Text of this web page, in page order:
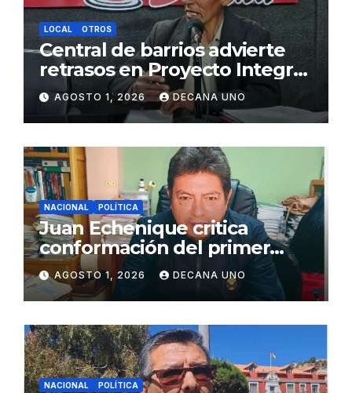
LOCAL OTROS
Central de barrios advierte
retrasos en Proyecto Integral
de Agua y Alcantarillado para
Juliaca
AGOSTO 1, 2026 DECANA UNO
NACIONAL POLÍTICA
Juan Echenique critica
conformación del primer
gabinete ministerial de Keiko
Fujimori
AGOSTO 1, 2026 DECANA UNO
NACIONAL POLÍTICA